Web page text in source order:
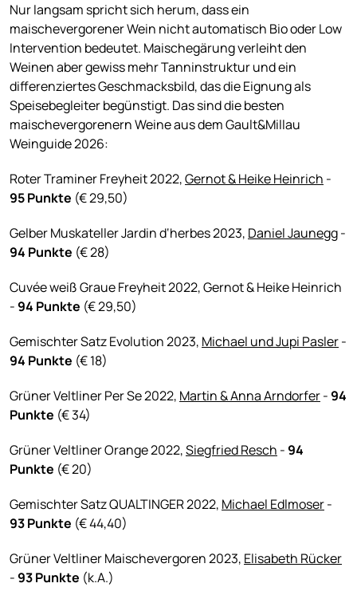
Nur langsam spricht sich herum, dass ein
maischevergorener Wein nicht automatisch Bio oder Low
Intervention bedeutet. Maischegärung verleiht den
Weinen aber gewiss mehr Tanninstruktur und ein
differenziertes Geschmacksbild, das die Eignung als
Speisebegleiter begünstigt. Das sind die besten
maischevergorenern Weine aus dem Gault&Millau
Weinguide 2026:
Roter Traminer Freyheit 2022,Gernot & Heike Heinrich -
95 Punkte (€ 29,50)
Gelber Muskateller Jardin d‘herbes 2023, Daniel Jaunegg-
94 Punkte (€ 28)
Cuvée weiß Graue Freyheit 2022, Gernot & Heike Heinrich
-94 Punkte (€ 29,50)
Gemischter Satz Evolution 2023, Michael und Jupi Pasler-
94 Punkte (€ 18)
Grüner Veltliner Per Se 2022, Martin & Anna Arndorfer-94
Punkte (€ 34)
Grüner Veltliner Orange 2022,Siegfried Resch -94
Punkte (€ 20)
Gemischter Satz QUALTINGER 2022, Michael Edlmoser-
93 Punkte (€ 44,40)
Grüner Veltliner Maischevergoren 2023, Elisabeth Rücker
-93 Punkte (k.A.)